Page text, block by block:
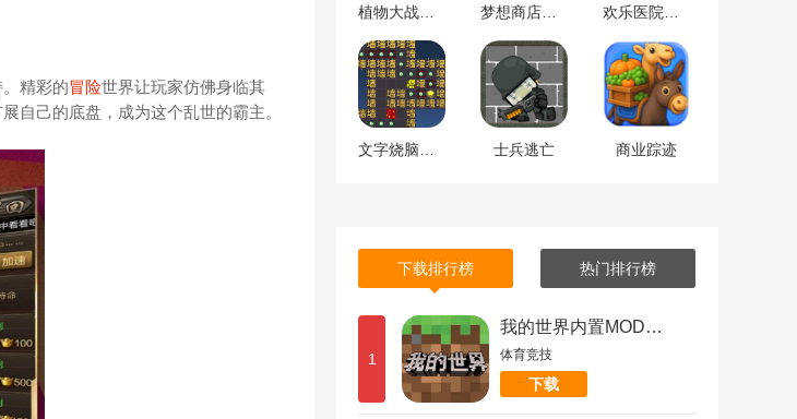
精彩的冒险世界让玩家仿佛身临其
自己的底盘，成为这个乱世的霸主。
士兵逃亡 商业踪迹
下载排行榜 热门排行榜
1
我的世界内置MOD菜单版
体育竞技
下载